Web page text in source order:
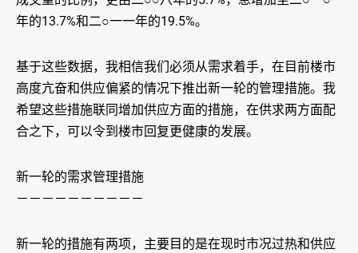
年的13.7%和二○一一年的19.5%。
基于这些数据，我相信我们必须从需求着手，在目前楼市
高度亢奋和供应偏紧的情况下推出新一轮的管理措施。我
希望这些措施联同增加供应方面的措施，在供求两方面配
合之下，可以令到楼市回复更健康的发展。
新一轮的需求管理措施
－－－－－－－－－－
新一轮的措施有两项，主要目的是在现时市况过热和供应